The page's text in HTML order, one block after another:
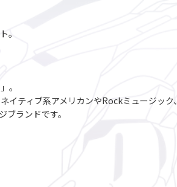
。
。
ティブ系アメリカンやRockミュージック、
ランドです。